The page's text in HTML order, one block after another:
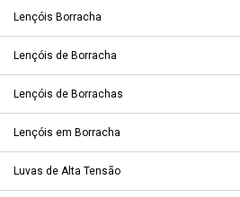
Lençóis Borracha
Lençóis de Borracha
Lençóis de Borrachas
Lençóis em Borracha
Luvas de Alta Tensão